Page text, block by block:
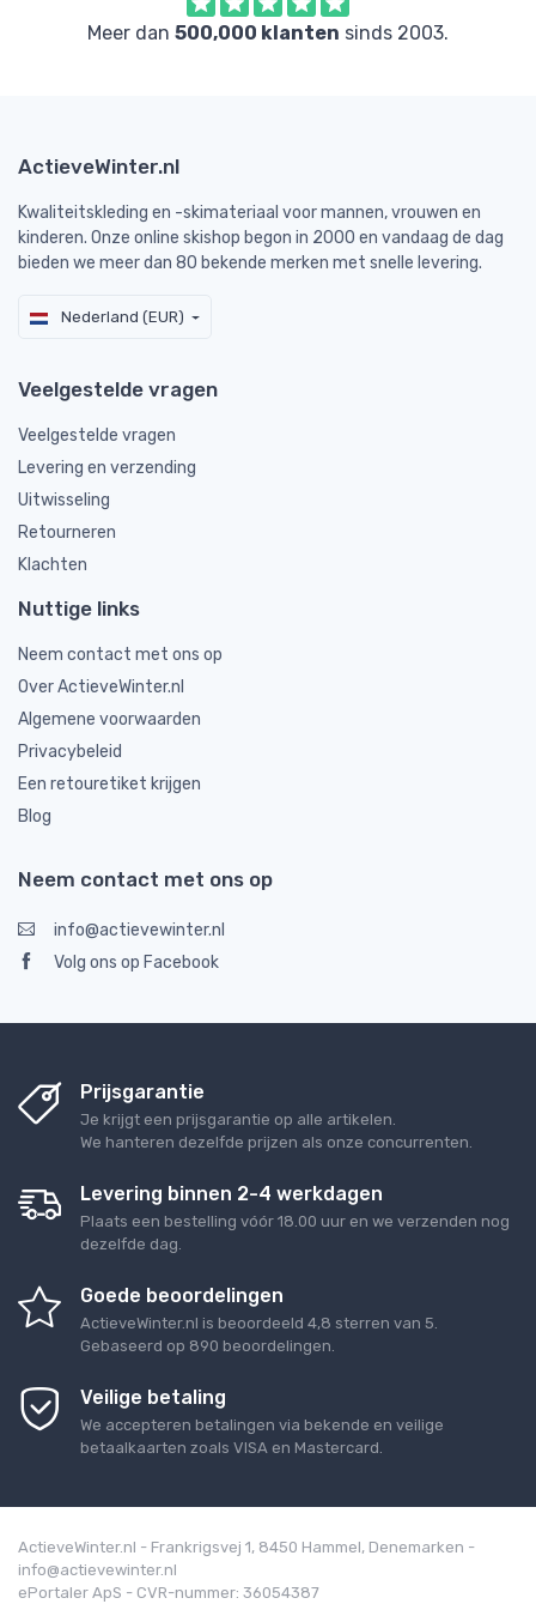
Meer dan 500,000 klanten sinds 2003.
ActieveWinter.nl
Kwaliteitskleding en -skimateriaal voor mannen, vrouwen en
kinderen. Onze online skishop begon in 2000 en vandaag de dag
bieden we meer dan 80 bekende merken met snelle levering.
Nederland (EUR)
Veelgestelde vragen
Veelgestelde vragen
Levering en verzending
Uitwisseling
Retourneren
Klachten
Nuttige links
Neem contact met ons op
Over ActieveWinter.nl
Algemene voorwaarden
Privacybeleid
Een retouretiket krijgen
Blog
Neem contact met ons op
info@actievewinter.nl
Volg ons op Facebook
Prijsgarantie
Je krijgt een prijsgarantie op alle artikelen.
We hanteren dezelfde prijzen als onze concurrenten.
Levering binnen 2-4 werkdagen
Plaats een bestelling vóór 18.00 uur en we verzenden nog
dezelfde dag.
Goede beoordelingen
ActieveWinter.nl is beoordeeld 4,8 sterren van 5
Gebaseerd op 890 beoordelingen.
Veilige betaling
We accepteren betalingen via bekende en veilige
betaalkaarten zoals VISA en Mastercard.
ActieveWinter.nl - Frankrigsvej 1, 8450 Hammel, Denemarken -
info@actievewinter.nl
ePortaler ApS - CVR-nummer: 36054387